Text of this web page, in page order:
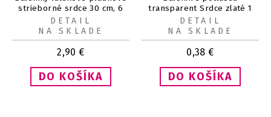
strieborné srdce 30 cm, 6
ks
2,90 €
DETAIL
NA SKLADE
transparent Srdce zlaté 1
ks
0,38 €
DETAIL
NA SKLADE